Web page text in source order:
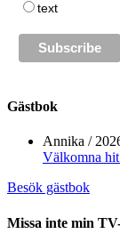
text
Gästbok
Annika /
Välkomna
Besök gästbok
Missa inte min